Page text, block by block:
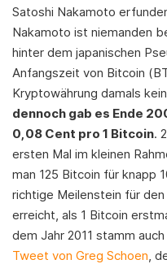
Satoshi Nakamoto
Nakamoto ist niemanden
hinter dem japanischen
Anfangszeit von Bitcoin
Kryptowährung damals
dennoch gab es Ende
0,08 Cent pro 1 Bitcoin.
ersten Mal im kleinen
man 125 Bitcoin für knapp
richtige Meilenstein für
erreicht, als 1 Bitcoin
dem Jahr 2011 stamm auch
Tweet von Greg Schoen,